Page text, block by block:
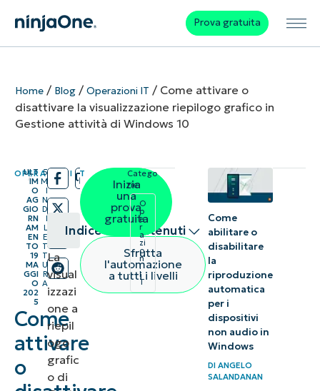
Prova gratuita
Home/ Blog/ Operazioni IT / Come attivare o
disattivare la visualizzazione riepilogo grafico in
Gestione attività di Windows 10
OPERAZIONI IT
/
ULT
IM
O
AG
GIO
RN
AM
EN
TO
19
MA
GGI
O
202
5
/
5
M
I
N
D
I
L
E
T
T
U
R
A
Come
attivare
o
Indice dei contenuti
Riepilogo
Come attivare
visualizzazione
La
visual
izzazi
one a
riepil
ogo
grafic
o di
Inizia
una
prova
gratuita
Sfrutta
l'automazione
a tutti i livelli
Catego
rie:
O
p
e
r
a
zi
o
n
i
I
T
Come
abilitare o
disabilitare
la
riproduzione
automatica
per i
dispositivi
non audio in
Windows
DIANGELO
SALANDANAN